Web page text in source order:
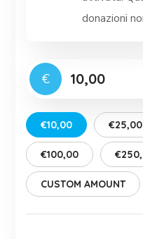
donazioni
€
€10,00 €25,00
€100,00
CUSTOM AMOUNT